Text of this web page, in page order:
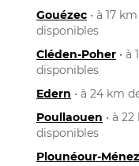
Gouézec • à 17
disponibles
Cléden-Poher • à
disponibles
Edern • à 24 km
Poullaouen • à
disponibles
Plounéour-Ménez